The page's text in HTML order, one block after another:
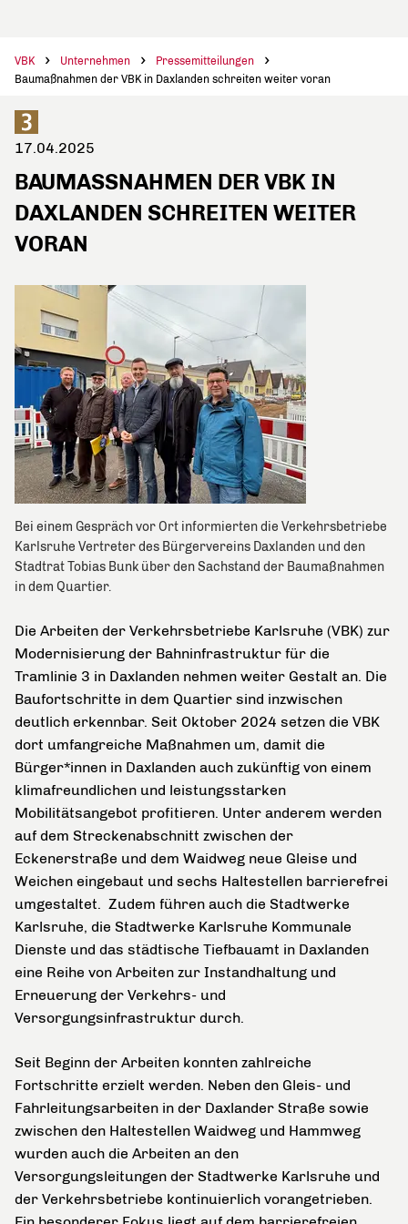
VBK Unternehmen
Pressemitteilungen
Baumaßnahmen der VBK in Daxlanden schreiten weiter voran
17.04.2025
BAUMASSNAHMEN DER VBK IN D
AXLANDEN SCHREITEN WEITER V
ORAN
Bei einem Gespräch vor Ort informierten die Verkehrsbetriebe
Karlsruhe Vertreter des Bürgervereins Daxlanden und den
Stadtrat Tobias Bunk über den Sachstand der Baumaßnahmen
in dem Quartier.
Die Arbeiten der Verkehrsbetriebe Karlsruhe (VBK) zur
Modernisierung der Bahninfrastruktur für die
Tramlinie 3 in Daxlanden nehmen weiter Gestalt an. Die
Baufortschritte in dem Quartier sind inzwischen
deutlich erkennbar. Seit Oktober 2024 setzen die VBK
dort umfangreiche Maßnahmen um, damit die
Bürger*innen in Daxlanden auch zukünftig von einem
klimafreundlichen und leistungsstarken
Mobilitätsangebot profitieren. Unter anderem werden
auf dem Streckenabschnitt zwischen der
Eckenerstraße und dem Waidweg neue Gleise und
Weichen eingebaut und sechs Haltestellen barrierefrei
umgestaltet. Zudem führen auch die Stadtwerke
Karlsruhe, die Stadtwerke Karlsruhe Kommunale
Dienste und das städtische Tiefbauamt in Daxlanden
eine Reihe von Arbeiten zur Instandhaltung und
Erneuerung der Verkehrs- und
Versorgungsinfrastruktur durch.
Seit Beginn der Arbeiten konnten zahlreiche
Fortschritte erzielt werden. Neben den Gleis- und
Fahrleitungsarbeiten in der Daxlander Straße sowie
zwischen den Haltestellen Waidweg und Hammweg
wurden auch die Arbeiten an den
Versorgungsleitungen der Stadtwerke Karlsruhe und
der Verkehrsbetriebe kontinuierlich vorangetrieben.